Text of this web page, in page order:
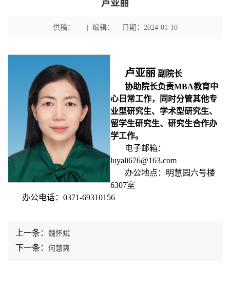
卢亚丽
供稿： | 编辑： 日期：2024-01-10
卢亚丽 副院长
协助院长负责MBA教育中
心日常工作，同时分管其他专
业型研究生、学术型研究生、
留学生研究生、研究生合作办
学工作。
电子邮箱：
luyali676@163.com
办公地点：明慧园六号楼
6307室
办公电话：0371-69310156
上一条： 魏怀斌
下一条： 何慧爽